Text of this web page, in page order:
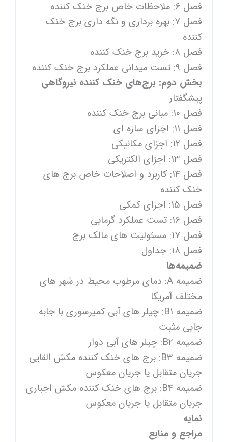
فصل 6: ملاحظات خاص برج خنک کننده
فصل 7: بهره برداری و نگه داری برج خنک
کننده
فصل 8: خرید برج خنک کننده
فصل 9: تست میدانی عملکرد برج خنک کننده
بخش دوم: برج‌های خنک کننده نیروگاهی
پیشگفتار
فصل 10: مبانی برج خنک کننده
فصل 11: اجزای سازه ای
فصل 12: اجزای مکانیکی
فصل 13: اجزای الکتریکی
فصل 14: کاربرد و اصلاحات خاص برج های
خنک کننده
فصل 15: اجزای کمکی
فصل 16: تست عملکرد گرمایی
فصل 17: مسئولیت های مالک برج
فصل 18: جداول
ضمیمه‌ها
ضمیمه A: دمای مرطوب محیط در شهر های
مختلف آمریکا
ضمیمه B1: چیلر های آبی کمپرسوری با جابه
جایی مثبت
ضمیمه B2: چیلر های آبی دوار
ضمیمه B3: برج های خنک کننده مکش القایی
جریان متقابل یا جریان معکوس
ضمیمه B4: برج های خنک کننده مکش اجباری
جریان متقابل یا جریان معکوس
نمایه
مراجع و منابع